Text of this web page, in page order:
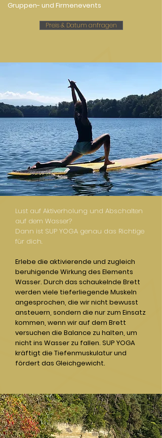
Gruppen- und Firmenevents
Preis & Datum anfragen
Lust auf Aktiverholung und Abschalten
auf dem Wasser?
Dann ist SUP YOGA genau das Richtige
für dich.
Erlebe die aktivierende und zugleich
beruhigende Wirkung des Elements
Wasser. Durch das schaukelnde Brett
werden viele tieferliegende Muskeln
angesprochen, die wir nicht bewusst
ansteuern, sondern die nur zum Einsatz
kommen, wenn wir auf dem Brett
versuchen die Balance zu halten, um
nicht ins Wasser zu fallen. SUP YOGA
kräftigt die Tiefenmuskulatur und
fördert das Gleichgewicht.